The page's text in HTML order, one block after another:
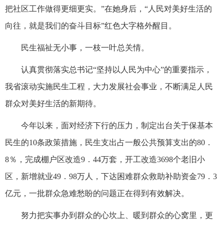
把社区工作做得更细更实。”在她身后，“人民对美好生活的
向往，就是我们的奋斗目标”红色大字格外醒目。
民生福祉无小事，一枝一叶总关情。
认真贯彻落实总书记“坚持以人民为中心”的重要指示，
我省滚动实施民生工程，大力发展社会事业，不断满足人民
群众对美好生活的新期待。
今年以来，面对经济下行的压力，制定出台关于保基本
民生的10条政策措施，民生支出占一般公共预算支出的80．
8％，完成棚户区改造9．44万套，开工改造3698个老旧小
区，新增就业49．98万人，下达困难群众救助补助资金79．3
亿元，一批群众急难愁盼的问题正在得到有效解决。
努力把实事办到群众的心坎上、暖到群众的心窝里，更